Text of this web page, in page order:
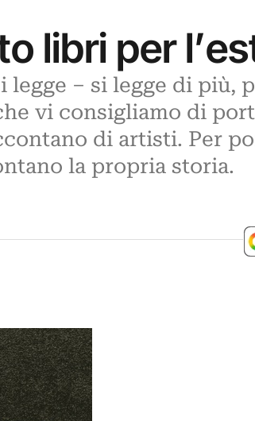
libri per
– si legge di più,
vi consigliamo di
di artisti. Per
la propria storia.